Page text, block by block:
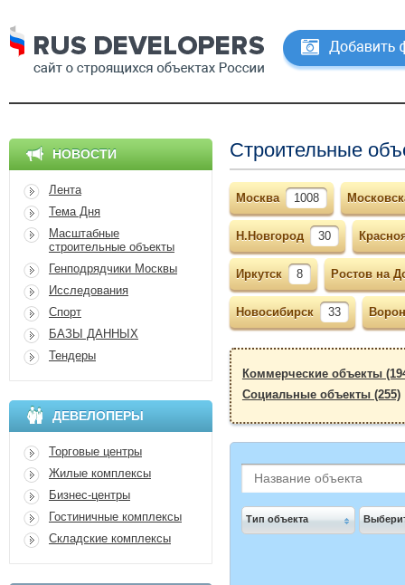
НОВОСТИ
Лента
Тема Дня
Масштабные
строительные объекты
Генподрядчики Москвы
Исследования
Спорт
БАЗЫ ДАННЫХ
Тендеры
ДЕВЕЛОПЕРЫ
Торговые центры
Жилые комплексы
Бизнес-центры
Гостиничные комплексы
Складские комплексы
Строительные
Москва 1008
Н.Новгород 30
Иркутск 8 Ростов на
Новосибирск 33
Коммерческие объекты
Социальные объекты (255)
Тип объекта